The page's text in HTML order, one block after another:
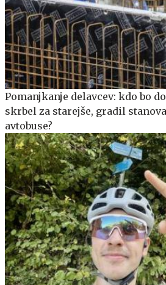
Pomanjkanje delavcev: kdo bo
skrbel za starejše, gradil
avtobuse?